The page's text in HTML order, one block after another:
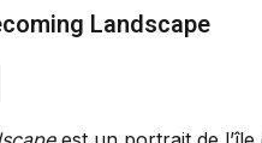
Landscape